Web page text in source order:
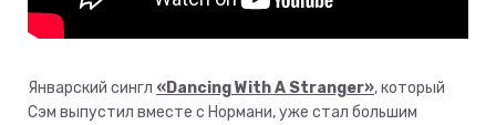
Январский сингл «Dancing With A Stranger», который
Сэм выпустил вместе с Нормани, уже стал большим